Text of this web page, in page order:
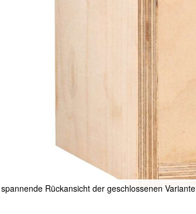
Rückansicht der geschlossenen Variante